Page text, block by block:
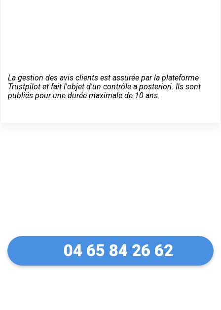
La gestion des avis clients est assurée par la plateforme
Trustpilot et fait l'objet d'un contrôle a posteriori. Ils sont
publiés pour une durée maximale de 10 ans.
04 65 84 26 62